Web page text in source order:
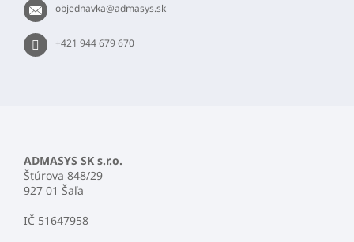
objednavka@admasys.sk
+421 944 679 670
ADMASYS SK s.r.o.
Štúrova 848/29
927 01 Šaľa
IČ 51647958